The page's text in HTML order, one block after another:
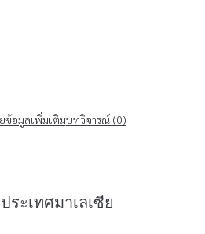
ข้อมูลเพิ่มเติมบทวิจารณ์ (0)
ะเทศมาเลเซีย